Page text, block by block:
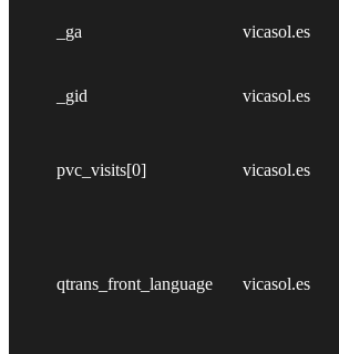
_ga vicasol.es
_gid vicasol.es
pvc_visits[0] vicasol.es
qtrans_front_language vicasol.es